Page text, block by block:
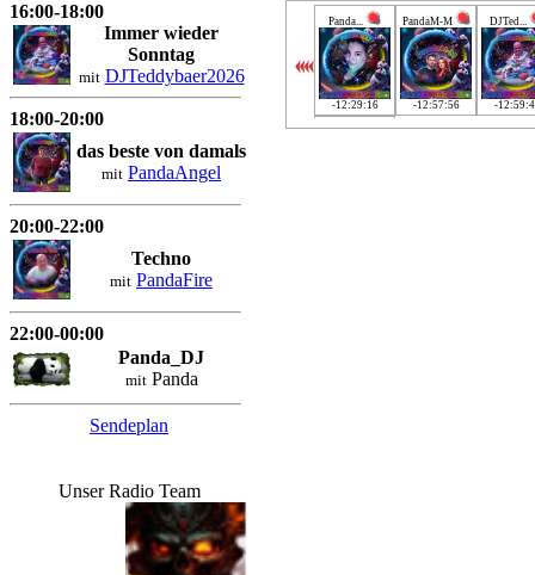
16:00-18:00
Immer wieder
Sonntag
mit DJTeddybaer2026
18:00-20:00
das beste von damals
mit PandaAngel
20:00-22:00
Techno
mit PandaFire
22:00-00:00
Panda_DJ
mitPanda
Sendeplan
Unser Radio Team
Panda...
-12:29:16
PandaM-M
-12:57:56
DJTed...
-
Rocky...